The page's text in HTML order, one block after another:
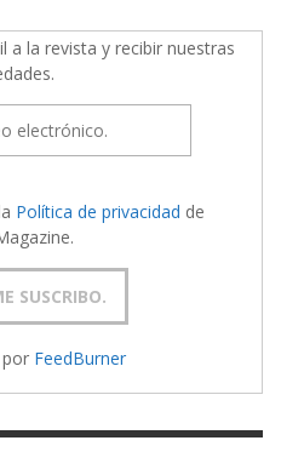
a la revista y recibir nuestras
Política de privacidad de
FeedBurner